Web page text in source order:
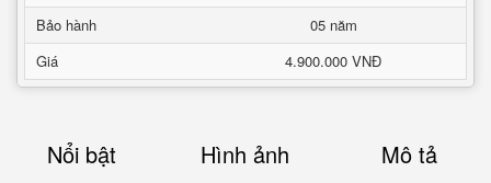
Bảo hành
05 năm
Giá
4.900.000 VNĐ
Nổi bật Hình ảnh Mô tả